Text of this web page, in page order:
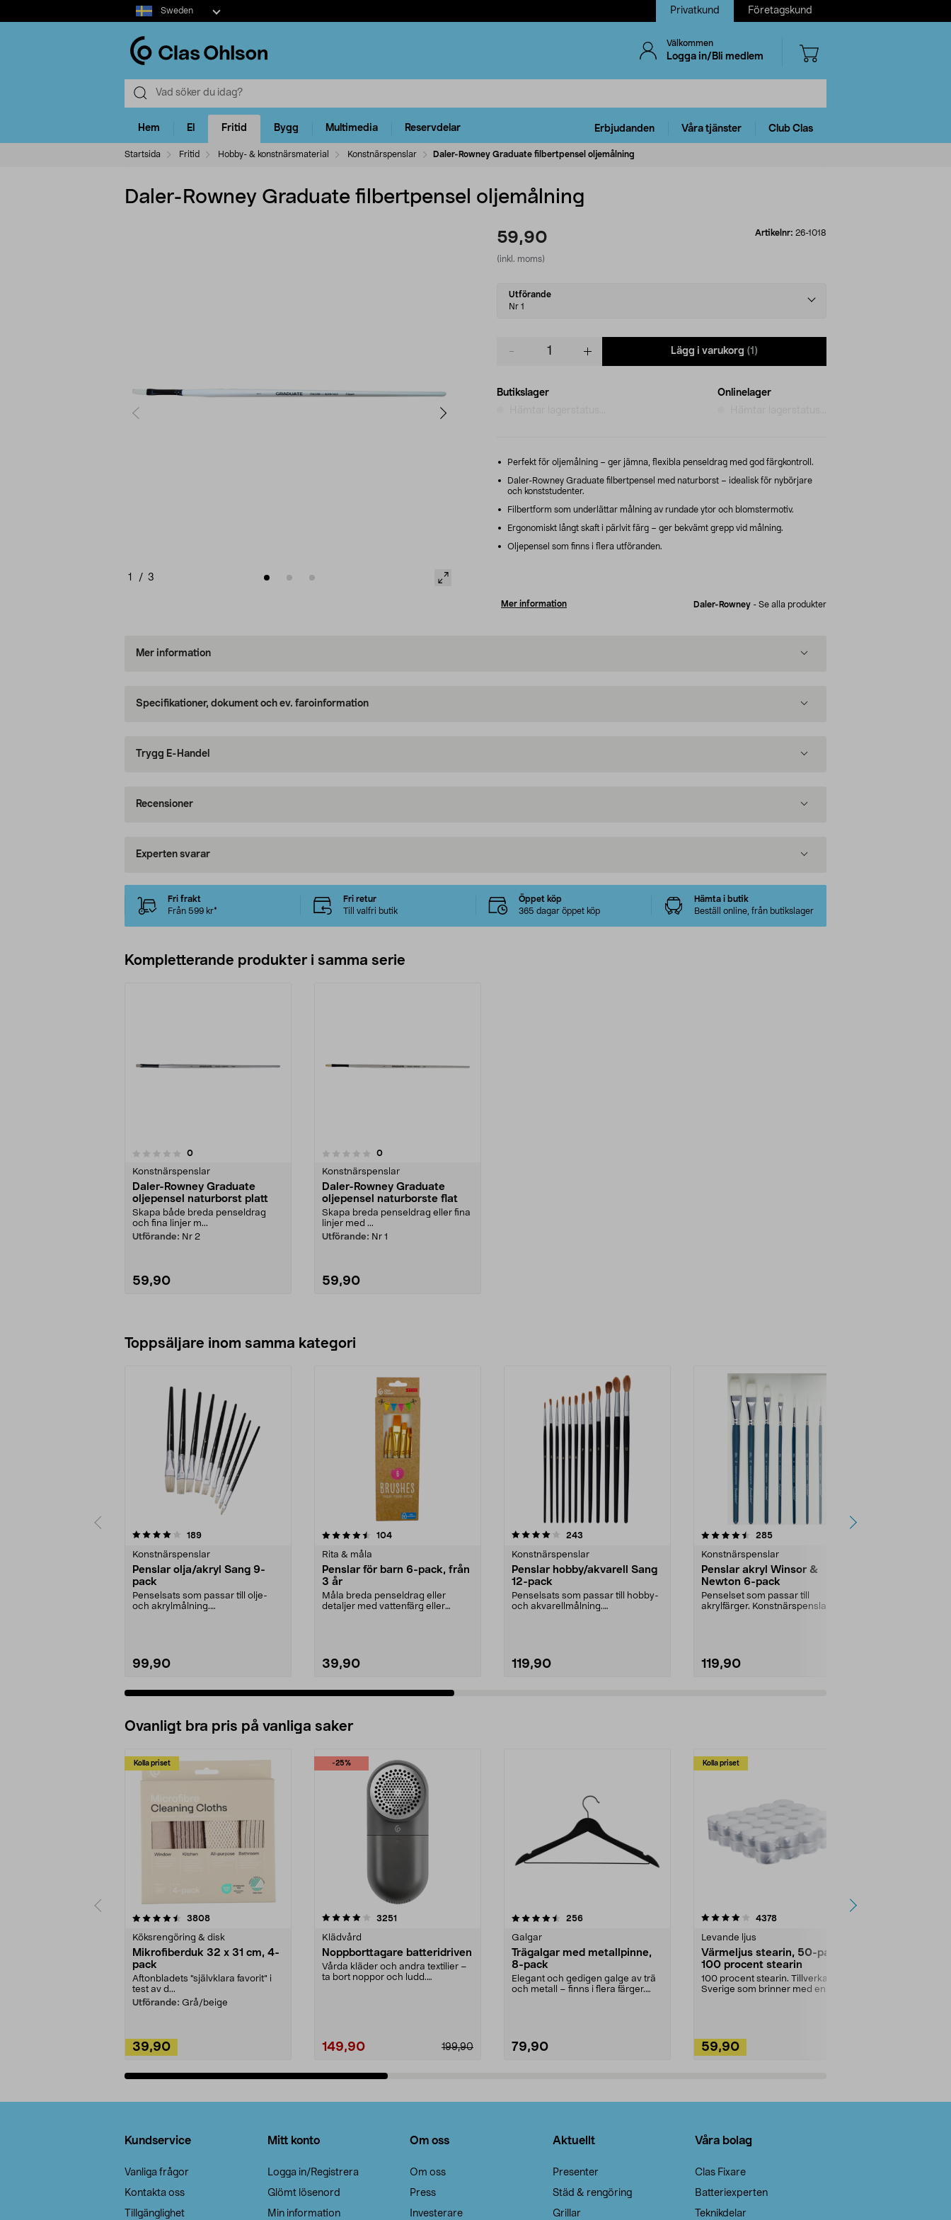
Select
market
Sweden Privatkund Företagskund
Välkommen
Logga in/Bli medlem
Hem El Fritid Bygg Multimedia Reservdelar Erbjudanden Våra tjänster Club Clas
Startsida Fritid Hobby- & konstnärsmaterial Konstnärspenslar Daler-Rowney Graduate filbertpensel oljemålning
Daler-Rowney Graduate filbertpensel oljemålning
1 / 3
59,90
(inkl. moms)
Artikelnr: 26-1018
Select
variant
Utförande
Nr 1
Lägg i varukorg (1)
Butikslager
Onlinelager
Perfekt för oljemålning – ger jämna, flexibla penseldrag med god färgkontroll.
Daler-Rowney Graduate filbertpensel med naturborst – idealisk för nybörjare
och konststudenter.
Filbertform som underlättar målning av rundade ytor och blomstermotiv.
Ergonomiskt långt skaft i pärlvit färg – ger bekvämt grepp vid målning.
Oljepensel som finns i flera utföranden.
Mer information Daler-Rowney - Se alla produkter
Mer information
Specifikationer, dokument och ev. faroinformation
Trygg E-Handel
Recensioner
Experten svarar
Fri frakt
Från 599 kr*
Fri retur
Till valfri butik
Öppet köp
365 dagar öppet köp
Hämta i butik
Beställ online, från butikslager
Kompletterande produkter i samma serie
0recensioner
Konstnärspenslar
Daler-Rowney Graduate
oljepensel naturborst platt
Skapa både breda penseldrag
och fina linjer m...
Utförande: Nr 2
59,90
0.0 av 5 stjärnor 0recensioner
Konstnärspenslar
Daler-Rowney Graduate
oljepensel naturborste flat
Skapa breda penseldrag eller fina
linjer med ...
Utförande: Nr 1
59,90
Toppsäljare inom samma kategori
189recensioner
Konstnärspenslar
Penslar olja/akryl Sang 9-
pack
Penselsats som passar till olje-
och akrylmålning.
99,90
4.5 av 5 stjärnor 104recensioner
Rita & måla
Penslar för barn 6-pack, från
3 år
Måla breda penseldrag eller
detaljer med vattenfärg eller
39,90
4.0 av 5 stjärnor 243
Konstnärspenslar
Penslar hobby/akvarell Sang
12-pack
Penselsats som passar till hobby-
och akvarellmålning.
119,90
4.5 av 5 stjärnor 285recensioner
Konstnärspenslar
Penslar akryl Winsor &
Newton 6-pack
Penselset som passar till
akrylfärger. Konstnärspenslar med
119,90
4.5 av 5 stjärnor
Ovanligt bra pris på vanliga saker
Kolla priset
3808recensioner
Köksrengöring & disk
Mikrofiberduk 32 x 31 cm, 4-
pack
Aftonbladets "självklara favorit” i
test av d...
Utförande: Grå/beige
39,90
-25%
4.0av 5 stjärnor 3251
Klädvård
Noppborttagare batteridriven
Vårda kläder och andra textilier –
ta bort noppor och ludd.
199,90
149,90
4.5av 5 stjärnor 256recensioner
Galgar
Trägalgar med metallpinne,
8-pack
Elegant och gedigen galge av trä
och metall – finns i flera färger.
79,90
Kolla priset
4.0av 5 stjärnor 4378recensioner
Levande ljus
Värmeljus stearin, 50-pack,
100 procent stearin
100 procent stearin. Tillverkade i
Sverige som brinner med en
59,90
4.5av 5 stjärnor
Kundservice
Vanliga frågor
Kontakta oss
Tillgänglighet
Mitt konto
Logga in/Registrera
Glömt lösenord
Min information
Om oss
Om oss
Press
Investerare
Aktuellt
Presenter
Städ & rengöring
Grillar
Våra bolag
Clas Fixare
Batteriexperten
Teknikdelar